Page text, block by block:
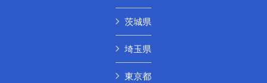
茨城県
埼玉県
東京都